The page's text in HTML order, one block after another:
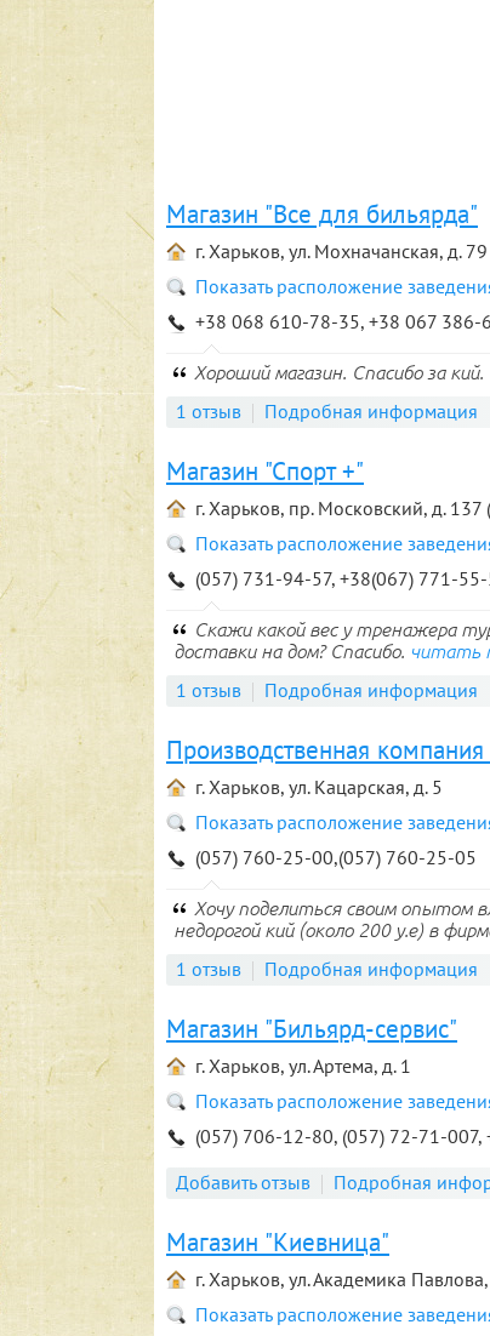
Магазин "Все для бильярда"
г. Харьков, ул. Мохначанская, д. 79
Показать расположение
+38 068 610-78-35, +38 067 386-
Хороший магазин. Спасибо за кий.
1 отзыв Подробная информация
Магазин "Спорт +"
г. Харьков, пр. Московский, д.
Показать расположение
(057) 731-94-57, +38(067) 771-
Скажи какой вес у тренажера
доставки на дом? Спасибо. читать
1 отзыв Подробная информация
Производственная компания
г. Харьков, ул. Кацарская, д. 5
Показать расположение
(057) 760-25-00,(057) 760-25-05
Хочу поделиться своим опытом
недорогой кий (около 200 у.е) в
1 отзыв Подробная информация
Магазин "Бильярд-сервис"
г. Харьков, ул. Артема, д. 1
Показать расположение
(057) 706-12-80, (057) 72-71-
Добавить отзыв
Подробная
Магазин "Киевница"
г. Харьков, ул. Академика
Показать расположение